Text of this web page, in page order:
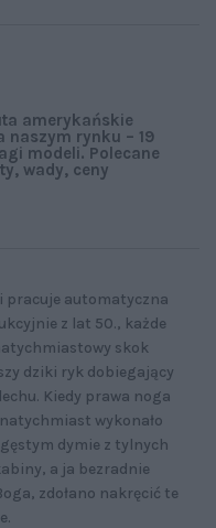
amerykańskie
naszym rynku – 19
modeli. Polecane
wady, ceny
pracuje automatyczna
z lat 50., każde
skok
dziki ryk dobiegający
Kiedy prawa noga
wykonało
dymie z tylnych
a ja bezradnie
zdołano nakręcić te